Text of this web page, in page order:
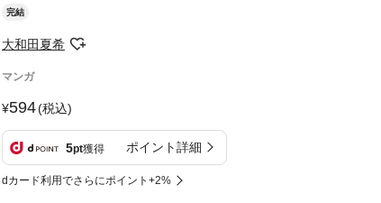
完結
大和田夏希
マンガ
594(税込)
5pt獲得 ポイント詳細
dカード利用でさらにポイント+2%